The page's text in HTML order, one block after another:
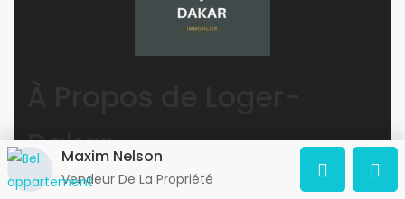
Dakar
Maxim Nelson
Vendeur De La Propriété